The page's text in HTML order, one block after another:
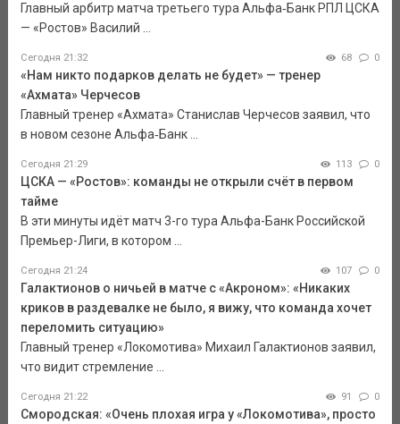
Главный арбитр матча третьего тура Альфа‑Банк РПЛ ЦСКА
— «Ростов» Василий ...
Сегодня 21:32 68 0
«Нам никто подарков делать не будет» — тренер
«Ахмата» Черчесов
Главный тренер «Ахмата» Станислав Черчесов заявил, что
в новом сезоне Альфа‑Банк ...
Сегодня 21:29 113 0
ЦСКА — «Ростов»: команды не открыли счёт в первом
тайме
В эти минуты идёт матч 3-го тура Альфа-Банк Российской
Премьер-Лиги, в котором ...
Сегодня 21:24 107 0
Галактионов о ничьей в матче с «Акроном»: «Никаких
криков в раздевалке не было, я вижу, что команда хочет
переломить ситуацию»
Главный тренер «Локомотива» Михаил Галактионов заявил,
что видит стремление ...
Сегодня 21:22 91 0
Смородская: «Очень плохая игра у «Локомотива», просто